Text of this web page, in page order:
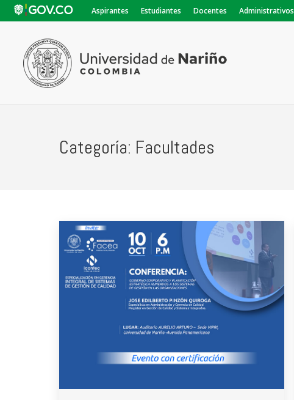
Aspirantes Estudiantes Docentes Administrativos
Categoría: Facultades